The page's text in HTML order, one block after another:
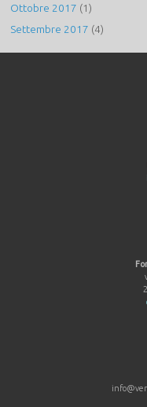
Ottobre 2017 (1)
Settembre 2017 (4)